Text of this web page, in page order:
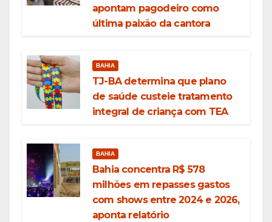
apontam pagodeiro como
última paixão da cantora
BAHIA
TJ-BA determina que plano
de saúde custeie tratamento
integral de criança com TEA
BAHIA
Bahia concentra R$ 578
milhões em repasses gastos
com shows entre 2024 e 2026,
aponta relatório